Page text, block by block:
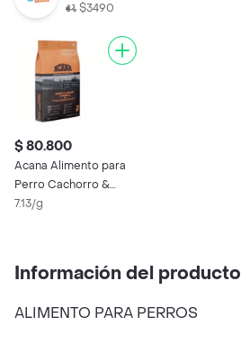
$3490
$ 80.800
Acana Alimento para
Perro Cachorro &
Junior
7.13/g
Información del producto
ALIMENTO PARA PERROS